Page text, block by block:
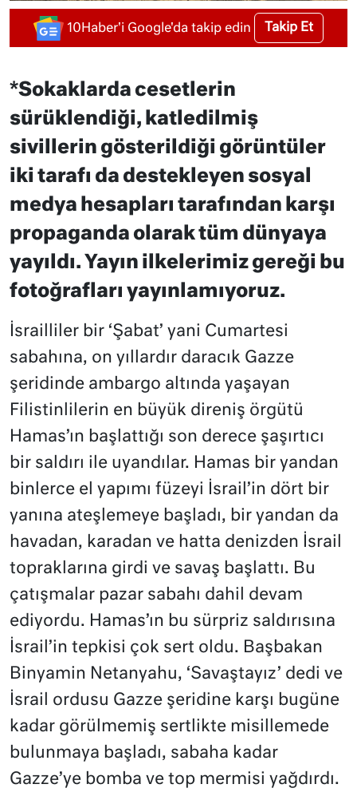
10Haber'i Google'da takip edin Takip Et
*Sokaklarda cesetlerin
sürüklendiği, katledilmiş
sivillerin gösterildiği görüntüler
iki tarafı da destekleyen sosyal
medya hesapları tarafından karşı
propaganda olarak tüm dünyaya
yayıldı. Yayın ilkelerimiz gereği bu
fotoğrafları yayınlamıyoruz.
İsrailliler bir ‘Şabat’ yani Cumartesi
sabahına, on yıllardır daracık Gazze
şeridinde ambargo altında yaşayan
Filistinlilerin en büyük direniş örgütü
Hamas’ın başlattığı son derece şaşırtıcı
bir saldırı ile uyandılar. Hamas bir yandan
binlerce el yapımı füzeyi İsrail’in dört bir
yanına ateşlemeye başladı, bir yandan da
havadan, karadan ve hatta denizden İsrail
topraklarına girdi ve savaş başlattı. Bu
çatışmalar pazar sabahı dahil devam
ediyordu. Hamas’ın bu sürpriz saldırısına
İsrail’in tepkisi çok sert oldu. Başbakan
Binyamin Netanyahu, ‘Savaştayız’ dedi ve
İsrail ordusu Gazze şeridine karşı bugüne
kadar görülmemiş sertlikte misillemede
bulunmaya başladı, sabaha kadar
Gazze’ye bomba ve top mermisi yağdırdı.